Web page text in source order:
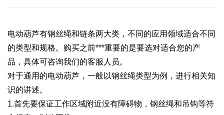
电动葫芦有钢丝绳和链条两大类，不同的应用领域适合不同
的类型和规格。购买之前***重要的是要选对适合您的产
品，具体可咨询我们的客服人员。
对于通用的电动葫芦，一般以钢丝绳类型为例，进行相关知
识的讲述。
1.首先要保证工作区域附近没有障碍物，钢丝绳和吊钩等符